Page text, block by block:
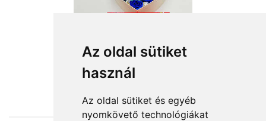
Az oldal sütiket
használ
Az oldal sütiket és egyéb
nyomkövető technológiákat
from HUF12,640